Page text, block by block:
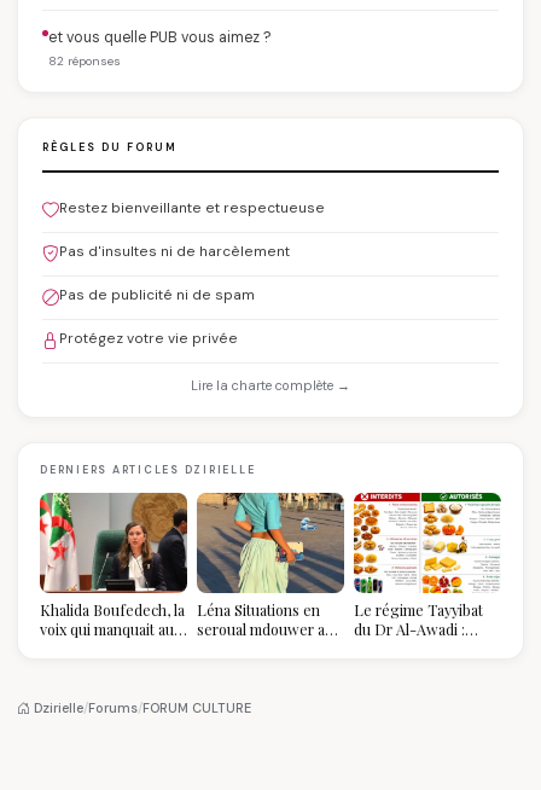
et vous quelle PUB vous aimez ?
82 réponses
RÈGLES DU FORUM
Restez bienveillante et respectueuse
Pas d'insultes ni de harcèlement
Pas de publicité ni de spam
Protégez votre vie privée
Lire la charte complète →
DERNIERS ARTICLES DZIRIELLE
Khalida Boufedech, la
voix qui manquait au
Léna Situations en
seroual mdouwer au
pièce mode de l'été
Le régime Tayyibat
du Dr Al-Awadi :
Dzirielle/Forums/FORUM CULTURE